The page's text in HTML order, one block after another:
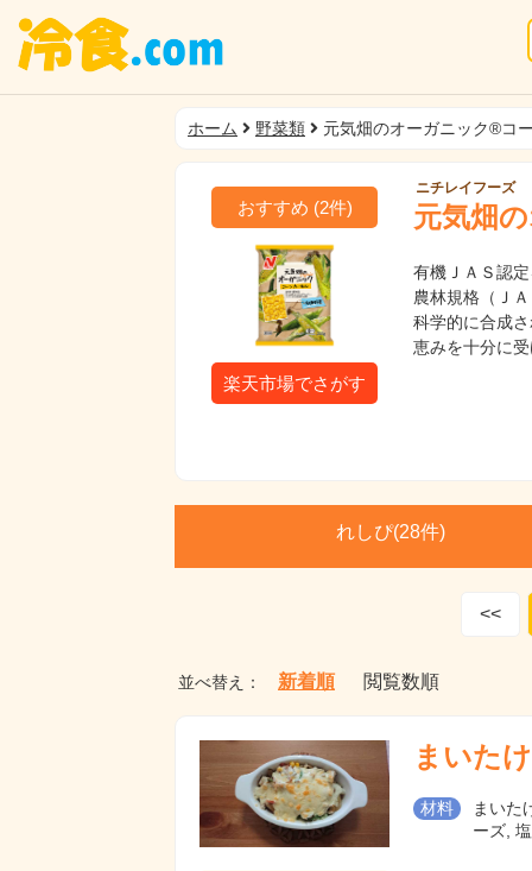
ホーム 野菜類 元気畑のオーガニック®コ
おすすめ (2件)
楽天市場でさがす
ニチレイフーズ
元気畑
有機ＪＡＳ認
農林規格（Ｊ
科学的に合成
恵みを十分に
れしぴ(28件)
<<
並べ替え： 新着順 閲覧数順
まいた
材料
まいた
ーズ,